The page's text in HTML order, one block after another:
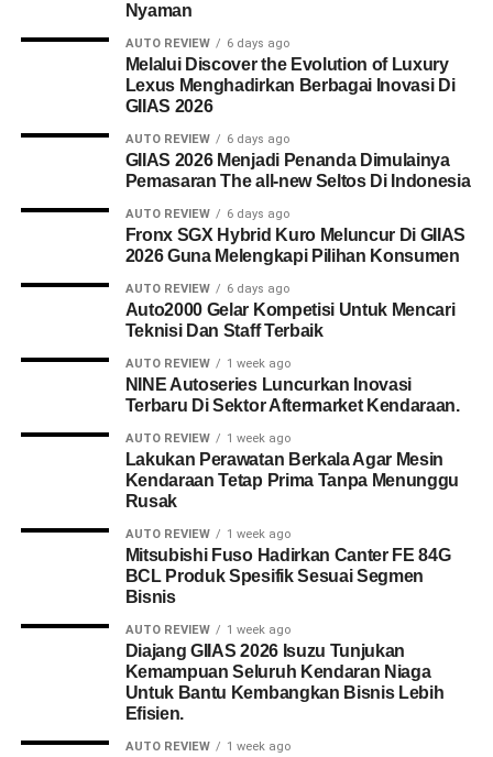
Nyaman
AUTO REVIEW 6 days ago
Melalui Discover the Evolution of Luxury
Lexus Menghadirkan Berbagai Inovasi Di
GIIAS 2026
AUTO REVIEW 6 days ago
GIIAS 2026 Menjadi Penanda Dimulainya
Pemasaran The all-new Seltos Di Indonesia
AUTO REVIEW 6 days ago
Fronx SGX Hybrid Kuro Meluncur Di GIIAS
2026 Guna Melengkapi Pilihan Konsumen
AUTO REVIEW 6 days ago
Auto2000 Gelar Kompetisi Untuk Mencari
Teknisi Dan Staff Terbaik
AUTO REVIEW 1 week ago
NINE Autoseries Luncurkan Inovasi
Terbaru Di Sektor Aftermarket Kendaraan.
AUTO REVIEW 1 week ago
Lakukan Perawatan Berkala Agar Mesin
Kendaraan Tetap Prima Tanpa Menunggu
Rusak
AUTO REVIEW 1 week ago
Mitsubishi Fuso Hadirkan Canter FE 84G
BCL Produk Spesifik Sesuai Segmen
Bisnis
AUTO REVIEW 1 week ago
Diajang GIIAS 2026 Isuzu Tunjukan
Kemampuan Seluruh Kendaran Niaga
Untuk Bantu Kembangkan Bisnis Lebih
Efisien.
AUTO REVIEW 1 week ago